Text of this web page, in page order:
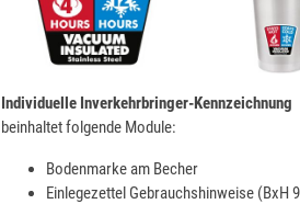
Individuelle Inverkehrbringer-Kennzeichnung
beinhaltet folgende Module:
Bodenmarke am Becher
Einlegezettel Gebrauchshinweise (BxH